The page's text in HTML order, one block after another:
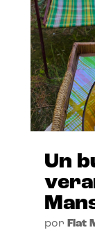
Un
por Flat